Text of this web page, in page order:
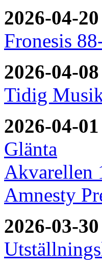
2026-04-20
Fronesis
2026-04-08
Tidig
2026-04-01
Glänta
Akvarellen
Amnesty
2026-03-30